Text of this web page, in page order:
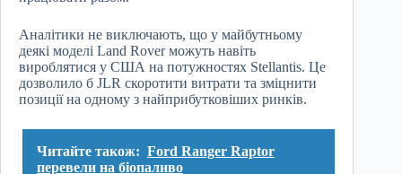
Аналітики не виключають, що у майбутньому
деякі моделі Land Rover можуть навіть
вироблятися у США на потужностях Stellantis. Це
дозволило б JLR скоротити витрати та зміцнити
позиції на одному з найприбутковіших ринків.
Читайте також: Ford Ranger Raptor
перевели на біопаливо